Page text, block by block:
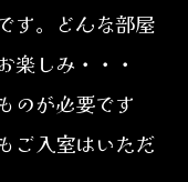
す。どんな部屋
楽しみ・・・
のが必要です
ご入室はいただ